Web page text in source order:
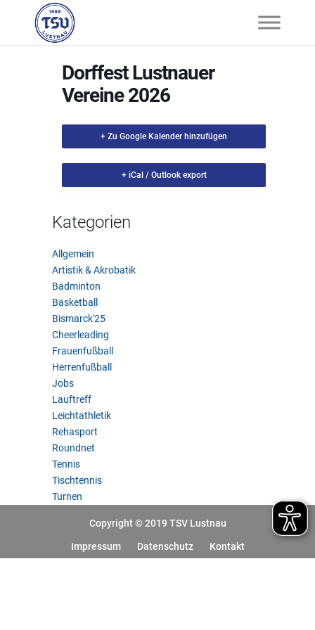
Dorffest Lustnauer
Vereine 2026
+ Zu Google Kalender hinzufügen
+ iCal / Outlook export
Kategorien
Allgemein
Artistik & Akrobatik
Badminton
Basketball
Bismarck'25
Cheerleading
Frauenfußball
Herrenfußball
Jobs
Lauftreff
Leichtathletik
Rehasport
Roundnet
Tennis
Tischtennis
Turnen
Copyright © 2019 TSV Lustnau
Impressum Datenschutz Kontakt